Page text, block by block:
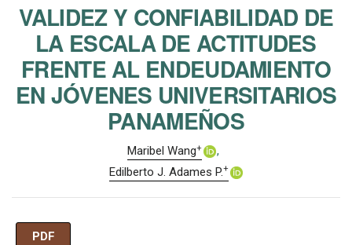
VALIDEZ Y CONFIABILIDAD DE
LA ESCALA DE ACTITUDES
FRENTE AL ENDEUDAMIENTO
EN JÓVENES UNIVERSITARIOS
PANAMEÑOS
Maribel Wang+
Edilberto J. Adames P.+
PDF